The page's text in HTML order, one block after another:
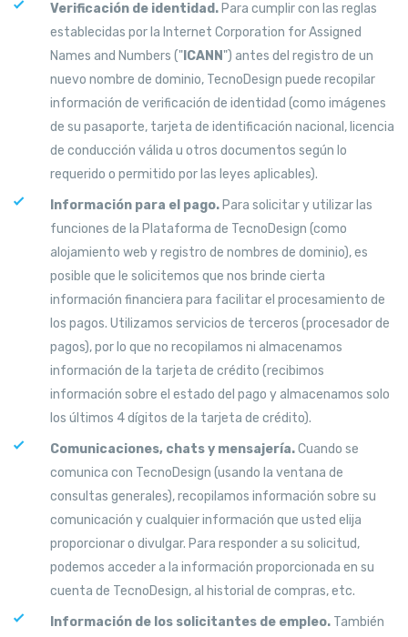
Verificación de identidad. Para cumplir con las reglas
establecidas por la Internet Corporation for Assigned
Names and Numbers (" ICANN ") antes del registro de un
nuevo nombre de dominio, TecnoDesign puede recopilar
información de verificación de identidad (como imágenes
de su pasaporte, tarjeta de identificación nacional, licencia
de conducción válida u otros documentos según lo
requerido o permitido por las leyes aplicables).
Información para el pago. Para solicitar y utilizar las
funciones de la Plataforma de TecnoDesign (como
alojamiento web y registro de nombres de dominio), es
posible que le solicitemos que nos brinde cierta
información financiera para facilitar el procesamiento de
los pagos. Utilizamos servicios de terceros (procesador de
pagos), por lo que no recopilamos ni almacenamos
información de la tarjeta de crédito (recibimos
información sobre el estado del pago y almacenamos solo
los últimos 4 dígitos de la tarjeta de crédito).
Comunicaciones, chats y mensajería.Cuando se
comunica con TecnoDesign (usando la ventana de
consultas generales), recopilamos información sobre su
comunicación y cualquier información que usted elija
proporcionar o divulgar. Para responder a su solicitud,
podemos acceder a la información proporcionada en su
cuenta de TecnoDesign, al historial de compras, etc.
Información de los solicitantes de empleo. También